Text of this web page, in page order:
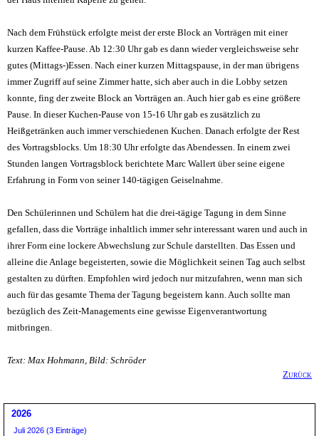
Nach dem Frühstück erfolgte meist der erste Block an Vorträgen mit einer
kurzen Kaffee-Pause. Ab 12:30 Uhr gab es dann wieder vergleichsweise sehr
gutes (Mittags-)Essen. Nach einer kurzen Mittagspause, in der man übrigens
immer Zugriff auf seine Zimmerhatte, sich aber auch in die Lobby setzen
konnte, fing der zweite Block an Vorträgen an. Auch hier gab es eine größere
Pause. In dieser Kuchen-Pause von 15-16 Uhr gab es zusätzlich zu
Heißgetränken auch immer verschiedenen Kuchen. Danach erfolgte der Rest
des Vortragsblocks. Um 18:30 Uhr erfolgte das Abendessen. In einem zwei
Stunden langen Vortragsblock berichtete Marc Wallert über seine eigene
Erfahrung in Form von seiner 140-tägigen Geiselnahme.
Den Schülerinnen und Schülern hat die drei-tägige Tagung in dem Sinne
gefallen, dass die Vorträge inhaltlich immer sehr interessant waren und auch in
ihrer Form eine lockere Abwechslung zur Schule darstellten. Das Essen und
alleine die Anlage begeisterten, sowie die Möglichkeit seinen Tag auch selbst
gestalten zu dürften. Empfohlen wird jedoch nur mitzufahren, wenn man sich
auch für das gesamte Thema der Tagung begeistern kann. Auch sollte man
bezüglich des Zeit-Managements eine gewisse Eigenverantwortung
mitbringen.
Text: Max Hohmann, Bild: Schröder
Zurück
2026
Juli 2026 (3 Einträge)